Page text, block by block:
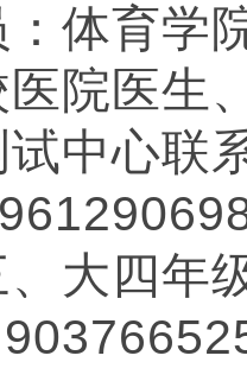
体育学
医院医生
试中心联
、大四年